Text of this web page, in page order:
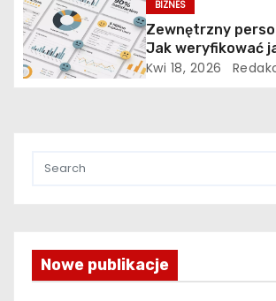
u
BIZNES
Zewnętrzny
Jak weryfikować
firm sprzątających
Kwi 18, 2026
Nowe publikacje